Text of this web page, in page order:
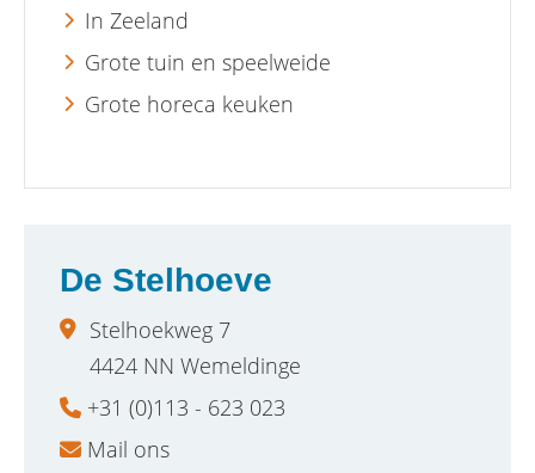
In Zeeland
Grote tuin en speelweide
Grote horeca keuken
De Stelhoeve
Stelhoekweg 7
4424 NN Wemeldinge
+31 (0)113 - 623 023
Mail ons